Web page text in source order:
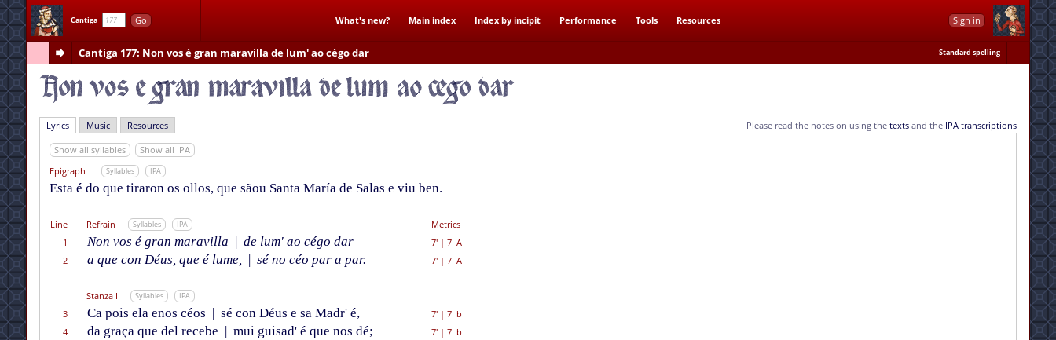
Cantiga Go What's new? Main index Index by incipit Performance Tools Resources Sign in
Cantiga 177: Non vos é gran maravilla de lum' ao cégo dar Standard spelling
Lyrics Music Resources Please read the notes on using thetexts and the IPA transcriptions
Show all syllables
Show all IPA
Epigraph
Syllables IPA
Esta é do que tiraron os ollos, que sãou Santa María de Salas e viu ben.
Line Refrain Syllables IPA
Metrics
1
Non vos é gran maravilla | de lum' ao cégo dar 7'| 7 A
2
a que con Déus, que é lume, | sé no céo par a par. 7'| 7 A
Stanza I Syllables IPA
3 Ca pois ela enos céos | sé con Déus e sa Madr' é, 7'| 7 b
4
da graça que del recebe | mui guisad' é que nos dé; 7'| 7 b